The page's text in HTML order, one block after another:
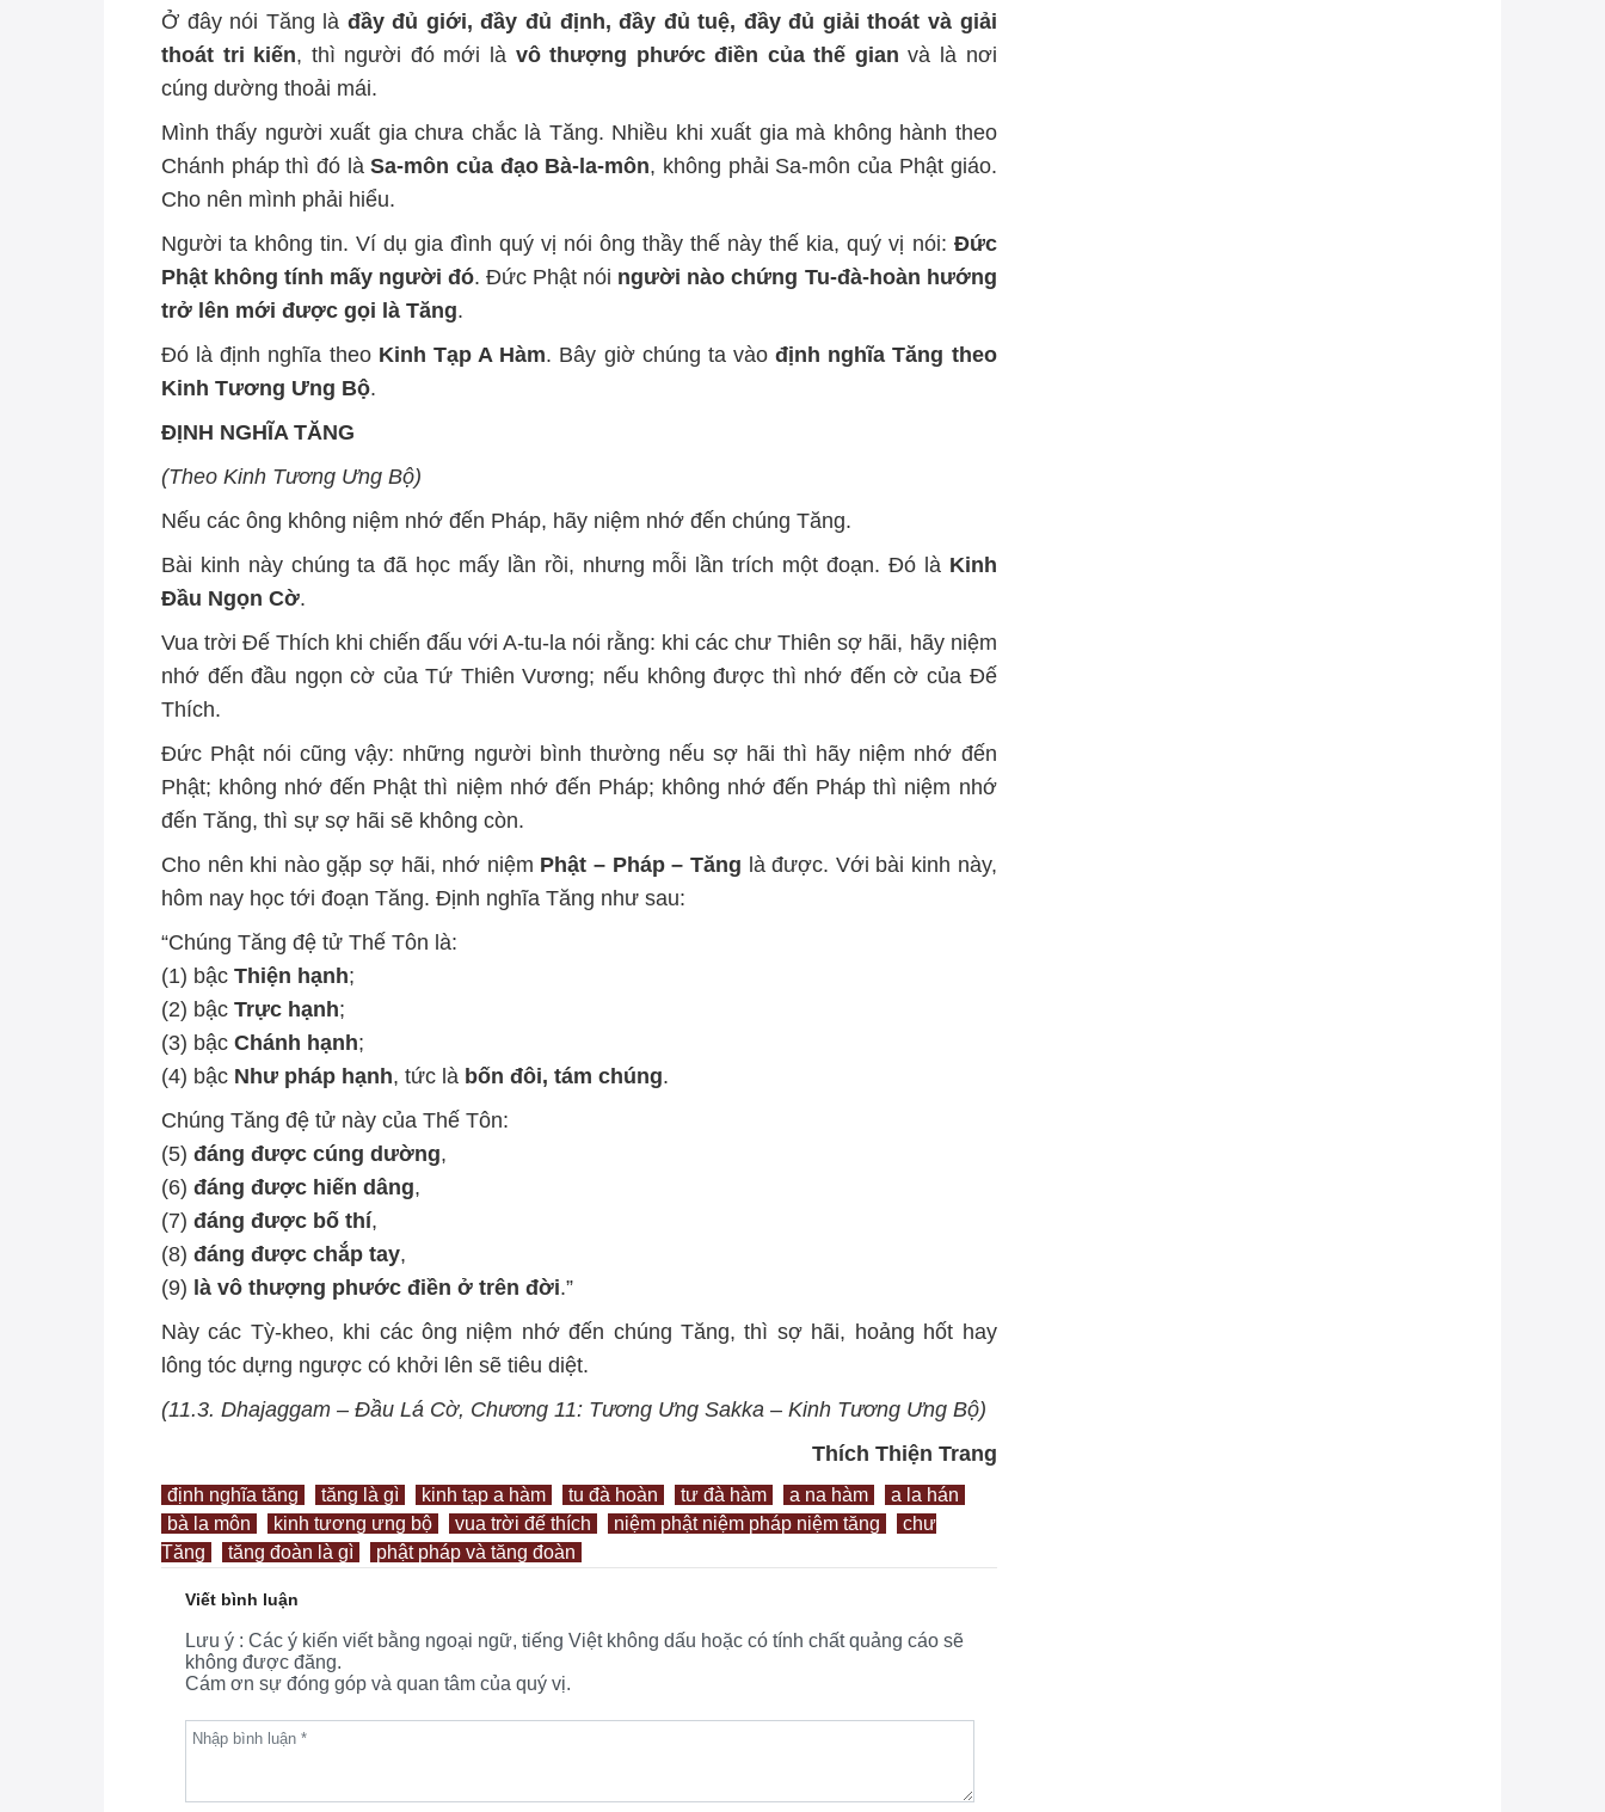
Ở đây nói Tăng là đầy đủ giới, đầy đủ định, đầy đủ tuệ, đầy đủ giải thoát và giải
thoát tri kiến, thì người đó mới là vô thượng phước điền của thế gian và là nơi
cúng dường thoải mái.
Mình thấy người xuất gia chưa chắc là Tăng. Nhiều khi xuất gia mà không hành theo
Chánh pháp thì đó làSa-môn của đạo Bà-la-môn, không phải Sa-môn của Phật giáo.
Cho nên mình phải hiểu.
Người ta không tin. Ví dụ gia đình quý vị nói ông thầy thế này thế kia, quý vị nói: Đức
Phật không tính mấy người đó. Đức Phật nói người nào chứng Tu-đà-hoàn hướng
trở lên mới được gọi là Tăng.
Đó là định nghĩa theo Kinh Tạp A Hàm. Bây giờ chúng ta vàođịnh nghĩa Tăng theo
Kinh Tương Ưng Bộ.
ĐỊNH NGHĨA TĂNG
(Theo Kinh Tương Ưng Bộ)
Nếu các ông không niệm nhớ đến Pháp, hãy niệm nhớ đến chúng Tăng.
Bài kinh này chúng ta đã học mấy lần rồi, nhưng mỗi lần trích một đoạn. Đó là Kinh
Đầu Ngọn Cờ.
Vua trời Đế Thích khi chiến đấu với A-tu-la nói rằng: khi các chư Thiên sợ hãi, hãy niệm
nhớ đến đầu ngọn cờ của Tứ Thiên Vương; nếu không được thì nhớ đến cờ của Đế
Thích.
Đức Phật nói cũng vậy: những người bình thường nếu sợ hãi thì hãy niệm nhớ đến
Phật; không nhớ đến Phật thì niệm nhớ đến Pháp; không nhớ đến Pháp thì niệm nhớ
đến Tăng, thì sự sợ hãi sẽ không còn.
Cho nên khi nào gặp sợ hãi, nhớ niệm Phật – Pháp – Tăng là được. Với bài kinh này,
hôm nay học tới đoạn Tăng. Định nghĩa Tăng như sau:
“Chúng Tăng đệ tử Thế Tôn là:
(1) bậc Thiện hạnh;
(2) bậc Trực hạnh;
(3) bậc Chánh hạnh;
(4) bậc Như pháp hạnh, tức là bốn đôi, tám chúng.
Chúng Tăng đệ tử này của Thế Tôn:
(5) đáng được cúng dường,
(6) đáng được hiến dâng,
(7) đáng được bố thí,
(8) đáng được chắp tay,
(9) là vô thượng phước điền ở trên đời.”
Này các Tỳ-kheo, khi các ông niệm nhớ đến chúng Tăng, thì sợ hãi, hoảng hốt hay
lông tóc dựng ngược có khởi lên sẽ tiêu diệt.
(11.3. Dhajaggam – Đầu Lá Cờ, Chương 11: Tương Ưng Sakka – Kinh Tương Ưng Bộ)
Thích Thiện Trang
định nghĩa tăng tăng là gì kinh tạp a hàm tu đà hoàn tư đà hàm a na hàm
a la hán
bà la môn
kinh tương ưng bộ vua trời đế thích niệm phật niệm pháp niệm tăng
chư
Tăng
tăng đoàn là gì phật pháp và tăng đoàn
Viết bình luận
Lưu ý : Các ý kiến viết bằng ngoại ngữ, tiếng Việt không dấu hoặc có tính chất quảng cáo sẽ
không được đăng.
Cám ơn sự đóng góp và quan tâm của quý vị.